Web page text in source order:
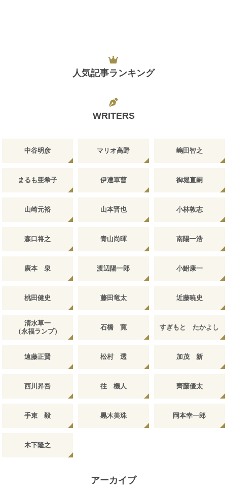
人気記事ランキング
WRITERS
中谷明彦 マリオ高野 嶋田智之
まるも亜希子 伊達軍曹 御堀直嗣
山崎元裕 山本晋也 小林敦志
森口将之 青山尚暉 南陽一浩
廣本 泉 渡辺陽一郎 小鮒康一
桃田健史 藤田竜太 近藤暁史
清水草一
（永福ランプ）
石橋 寛 すぎもと たかよし
遠藤正賢 松村 透 加茂 新
西川昇吾 往 機人 齊藤優太
手束 毅 黒木美珠 岡本幸一郎
木下隆之
アーカイブ